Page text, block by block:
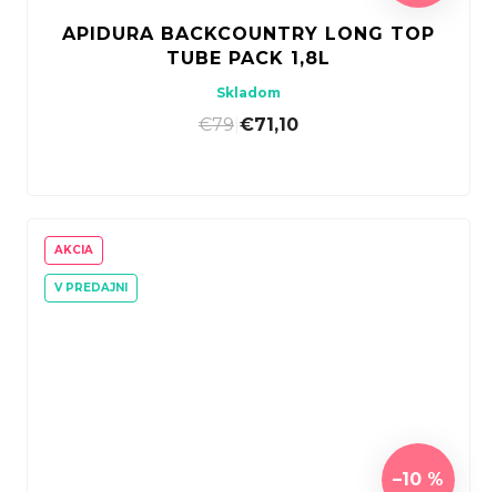
APIDURA BACKCOUNTRY LONG TOP
TUBE PACK 1,8L
Skladom
€79 €71,10
AKCIA
V PREDAJNI
–10 %